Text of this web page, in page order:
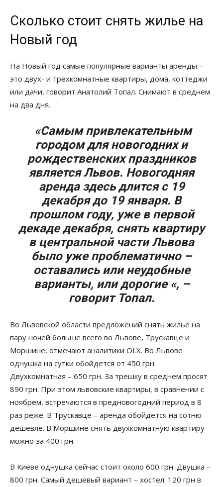
Сколько стоит снять жилье на
Новый год
На Новый год самые популярные варианты аренды –
это двух- и трехкомнатные квартиры, дома, коттеджи
или дачи, говорит Анатолий Топал. Снимают в среднем
на два дня.
«Самым привлекательным
городом для новогодних и
рождественских праздников
является Львов. Новогодняя
аренда здесь длится с 19
декабря до 19 января. В
прошлом году, уже в первой
декаде декабря, снять квартиру
в центральной части Львова
было уже проблематично –
оставались или неудобные
варианты, или дорогие «, –
говорит Топал.
Во Львовской области предложений снять жилье на
пару ночей больше всего во Львове, Трускавце и
Моршине, отмечают аналитики OLX. Во Львове
однушка на сутки обойдется от 450 грн.
Двухкомнатная – 650 грн. За трешку в среднем просят
890 грн. При этом львовские квартиры, в сравнении с
ноябрем, встречаются в предновогодний период в 8
раз реже. В Трускавце – аренда обойдется на сотню
дешевле. В Моршине снять двухкомнатную квартиру
можно за 400 грн.
В Киеве однушка сейчас стоит около 600 грн. Двушка –
800 грн. Самый дешевый вариант – хостел: 120 грн в